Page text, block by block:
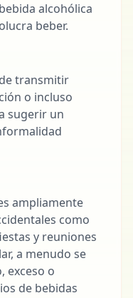
alcohólica
beber.
transmitir
o incluso
sugerir un
ampliamente
como
y reuniones
a menudo se
exceso o
de bebidas